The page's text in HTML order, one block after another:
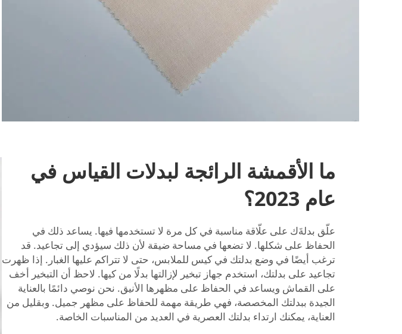
ما الأقمشة الرائجة لبدلات القياس في
عام 2023؟
علّق بدلةَك على علّاقة مناسبة في كل مرة لا تستخدمها فيها. يساعد ذلك في
الحفاظ على شكلها. لا تضعها في مساحة ضيقة لأن ذلك سيؤدي إلى تجاعيد. قد
ترغب أيضًا في وضع بدلتك في كيس للملابس، حتى لا تتراكم عليها الغبار. إذا ظهرت
تجاعيد على بدلتك، استخدم جهاز تبخير لإزالتها بدلًا من كيها. لاحظ أن التبخير أخف
على القماش ويساعد في الحفاظ على مظهرها الأنيق. نحن نوصي دائمًا بالعناية
الجيدة ببدلتك المخصصة، فهي طريقة مهمة للحفاظ على مظهر جميل. وبقليل من
العناية، يمكنك ارتداء بدلتك العصرية في العديد من المناسبات الخاصة.